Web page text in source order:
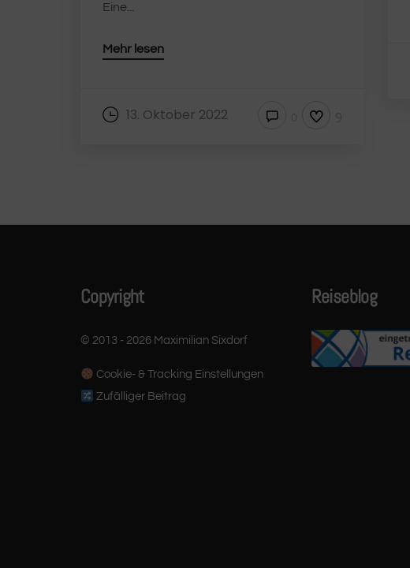
Eine...
Mehr lesen
13. Oktober 2022
Copyright
© 2013 - 2026 Maximilian Sixdorf
Cookie- & Tracking Einstellungen
Zufälliger Beitrag
Reiseblog